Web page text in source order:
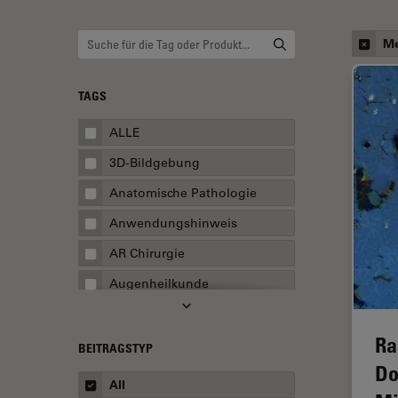
TAGS
ALLE
3D-Bildgebung
Anatomische Pathologie
Anwendungshinweis
AR Chirurgie
Augenheilkunde
Augmented Reality
Ausbildung
BEITRAGSTYP
All